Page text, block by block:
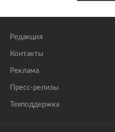
Редакция
Контакты
Реклама
Пресс-релизы
Техподдержка